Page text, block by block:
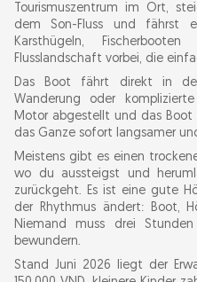
Tourismuszentrum im Ort,
dem Son-Fluss und fährst
Karsthügeln,
Flusslandschaft vorbei, die
Das Boot fährt direkt in
Wanderung oder
Motor abgestellt und das
das Ganze sofort langsamer
Meistens gibt es einen
wo du aussteigst und
zurückgeht. Es ist eine gute
der Rhythmus ändert: Boot,
Niemand muss drei
bewundern.
Stand Juni 2026 liegt der